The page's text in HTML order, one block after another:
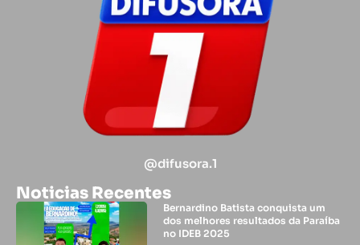
@difusora.1
Noticias Recentes
Bernardino Batista conquista um
dos melhores resultados da Paraíba
no IDEB 2025